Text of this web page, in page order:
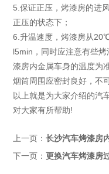
5.保证正压，烤漆房的进
正压的状态下；
6.升温速度，烤漆房从
l5min，同时应注意有些
漆房内金属车身的温度为
烟筒周围应密封良好，不
以上就是为大家介绍的汽
对大家有所帮助!
上一页：长沙汽车烤漆房
下一页：更换汽车烤漆房